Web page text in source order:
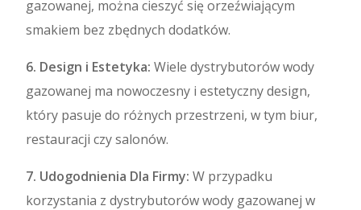
gazowanej, można cieszyć się orzeźwiającym
smakiem bez zbędnych dodatków.
6. Design i Estetyka: Wiele dystrybutorów wody
gazowanej ma nowoczesny i estetyczny design,
który pasuje do różnych przestrzeni, w tym biur,
restauracji czy salonów.
7. Udogodnienia Dla Firmy: W przypadku
korzystania z dystrybutorów wody gazowanej w